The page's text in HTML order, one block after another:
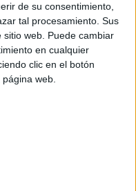
de su consentimiento,
tal procesamiento. Sus
web. Puede cambiar
en cualquier
clic en el botón
web.
motivación en